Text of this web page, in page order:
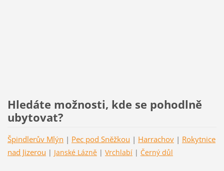
Hledáte možnosti, kde se pohodlně
ubytovat?
Špindlerův Mlýn | Pec pod Sněžkou | Harrachov| Rokytnice
nad Jizerou | Janské Lázně| Vrchlabí| Černý důl